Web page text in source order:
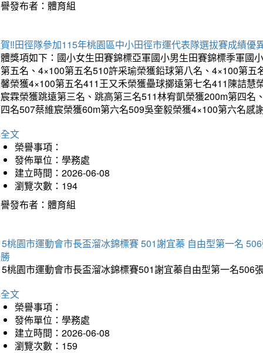
發布者：體育組
‼️田徑隊參加115年桃園區中小田徑市運代表隊選拔賽成績優
獎項如下：國小女生田賽錦標亞軍國小男生田賽錦標季軍國
五名、4×100第五名510許采瑜榮獲鉛球第八名、4×100第
榮獲4×100第五名411王又禾榮獲壘球擲遠第七名411陳詰
霖榮獲跳遠第三名、跳高第三名511林宥凱榮獲200m第四
名507蔡維宸榮獲60m第六名509吳奎毅榮獲4×100第六名
文
榮譽事項：
發佈單位：學務處
建立時間：2026-06-08
瀏覽次數：194
發布者：體育組
桃園市運動會市長盃溜冰錦標賽 501謝宜蓁 自由型第一名
桃園市運動會市長盃溜冰錦標賽501謝宜蓁自由型第一名
文
榮譽事項：
發佈單位：學務處
建立時間：2026-06-08
瀏覽次數：159